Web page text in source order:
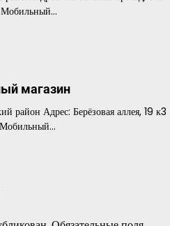
магазин
район Адрес: Берёзовая аллея, 19 к3